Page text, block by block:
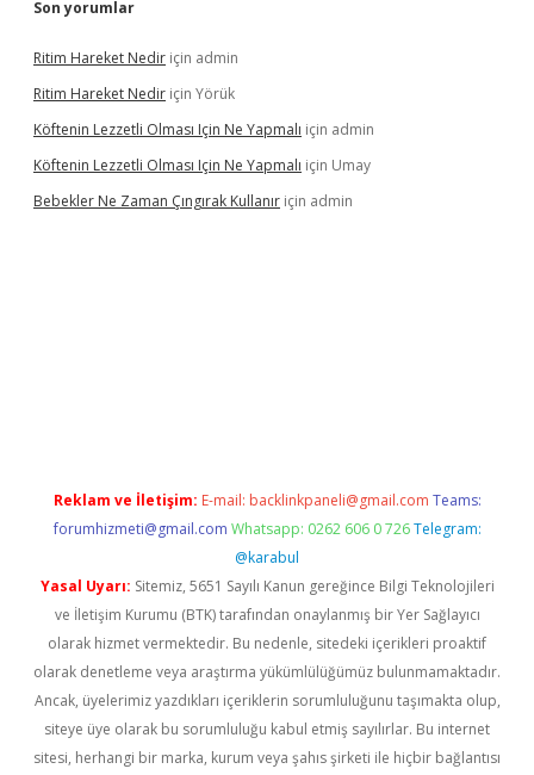
Son yorumlar
Ritim Hareket Nedir için admin
Ritim Hareket Nedir için Yörük
Köftenin Lezzetli Olması Için Ne Yapmalı için admin
Köftenin Lezzetli Olması Için Ne Yapmalı için Umay
Bebekler Ne Zaman Çıngırak Kullanır için admin
Reklam ve İletişim: E-mail: backlinkpaneli@gmail.com Teams:
forumhizmeti@gmail.com Whatsapp: 0262 606 0 726 Telegram:
@karabul
Yasal Uyarı: Sitemiz, 5651 Sayılı Kanun gereğince Bilgi Teknolojileri
ve İletişim Kurumu (BTK) tarafından onaylanmış bir Yer Sağlayıcı
olarak hizmet vermektedir. Bu nedenle, sitedeki içerikleri proaktif
olarak denetleme veya araştırma yükümlülüğümüz bulunmamaktadır.
Ancak, üyelerimiz yazdıkları içeriklerin sorumluluğunu taşımakta olup,
siteye üye olarak bu sorumluluğu kabul etmiş sayılırlar. Bu internet
sitesi, herhangi bir marka, kurum veya şahıs şirketi ile hiçbir bağlantısı